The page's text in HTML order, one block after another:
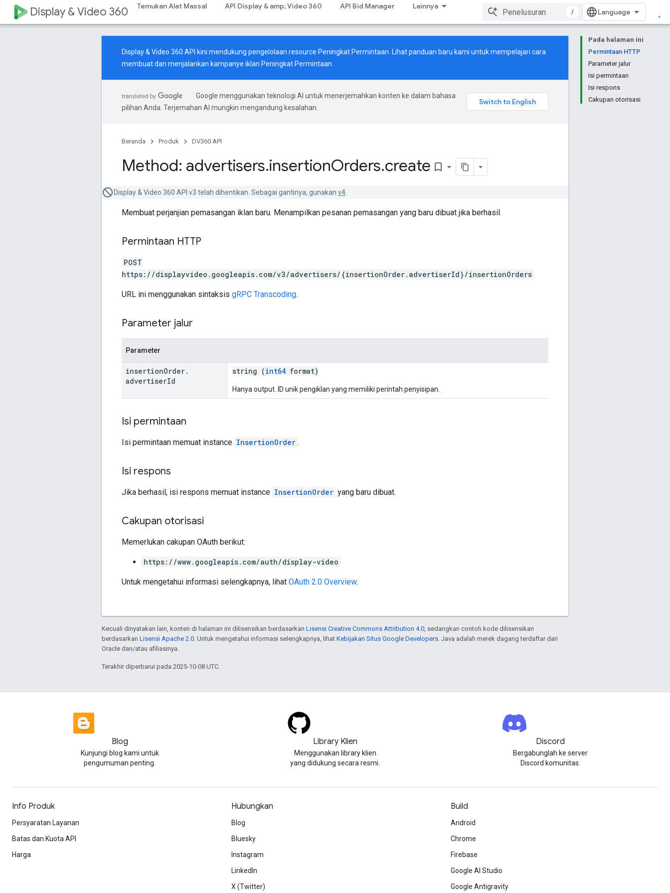
Display & Video 360 Temukan Alat Massal API Display & amp; Video 360 API Bid Manager Lainnya
/
Pada halaman ini
Permintaan HTTP
Parameter jalur
Isi permintaan
Isi respons
Cakupan otorisasi
Display & Video 360 API kini mendukung pengelolaan resource Peningkat Permintaan. Lihatpanduan baru kami untuk mempelajari cara
membuat dan menjalankan kampanye iklan Peningkat Permintaan.
Google menggunakan teknologi AI untuk menerjemahkan konten ke dalam bahasa
pilihan Anda. Terjemahan AI mungkin mengandung kesalahan.
Beranda Produk DV360 API
Method: advertisers.insertionOrders.create bookmark_border
Display & Video 360 API v3 telah dihentikan. Sebagai gantinya, gunakan v4
Membuat perjanjian pemasangan iklan baru. Menampilkan pesanan pemasangan yang baru dibuat jika berhasil.
Permintaan HTTP
POST
https://displayvideo.googleapis.com/v3/advertisers/{insertionOrder.advertiserId}/insertionOrders
URL ini menggunakan sintaksis gRPC Transcoding.
Parameter jalur
Parameter
insertionOrder.
advertiserId
string (int64 format)
Hanya output. ID unik pengiklan yang memiliki perintah penyisipan.
Isi permintaan
Isi permintaan memuat instance InsertionOrder .
Isi respons
Jika berhasil, isi respons memuat instance InsertionOrder yang baru dibuat.
Cakupan otorisasi
Memerlukan cakupan OAuth berikut:
https://www.googleapis.com/auth/display-video
Untuk mengetahui informasi selengkapnya, lihat OAuth 2.0 Overview.
Kecuali dinyatakan lain, konten di halaman ini dilisensikan berdasarkan Lisensi Creative Commons Attribution 4.0 , sedangkan contoh kode dilisensikan
berdasarkan Lisensi Apache 2.0 . Untuk mengetahui informasi selengkapnya, lihat Kebijakan Situs Google Developers . Java adalah merek dagang terdaftar dari
Oracle dan/atau afiliasinya.
Terakhir diperbarui pada 2025-10-08 UTC.
Blog
Kunjungi blog kami untuk
pengumuman penting.
Library Klien
Menggunakan library klien
yang didukung secara resmi.
Discord
Bergabunglah ke server
Discord komunitas.
Info Produk
Persyaratan Layanan
Batas dan Kuota API
Harga
Hubungkan
Blog
Bluesky
Instagram
LinkedIn
X (Twitter)
Build
Android
Chrome
Firebase
Google AI Studio
Google Antigravity